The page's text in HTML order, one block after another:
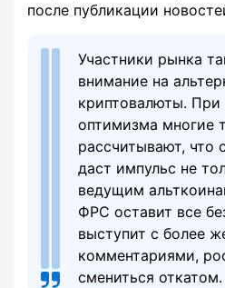
после публикации
Участники рынка
внимание на
криптовалюты.
оптимизма многие
рассчитывают, что
даст импульс не
ведущим
ФРС оставит все
выступит с более
комментариями,
смениться откатом.